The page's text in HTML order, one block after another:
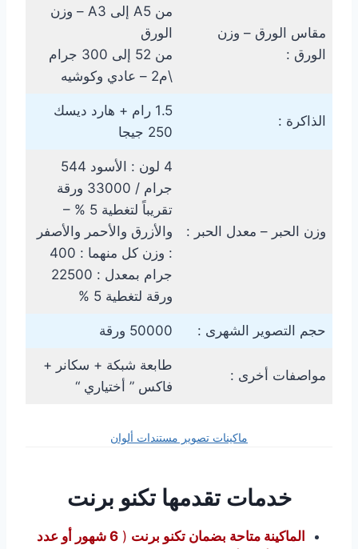
مقاس الورق – وزن
الورق :
من A5 إلى A3 – وزن
الورق
من 52 إلى 300 جرام
\م2 – عادي وكوشيه
الذاكرة :
1.5 رام + هارد ديسك
250 جيجا
وزن الحبر – معدل الحبر :
4 لون : الأسود 544
جرام / 33000 ورقة
تقريباً لتغطية 5 % –
والأزرق والأحمر والأصفر
: وزن كل منهما : 400
جرام بمعدل : 22500
ورقة لتغطية 5 %
حجم التصوير الشهرى : 50000 ورقة
مواصفات أخرى :
طابعة شبكة + سكانر +
فاكس ” أختياري “
ماكينات تصوير مستندات ألوان
خدمات تقدمهاتكنو برنت
الماكينة متاحة بضمان تكنو برنت (
6 شهور أو عدد